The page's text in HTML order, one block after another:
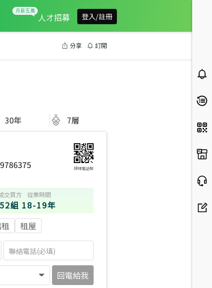
人才招募 登入/註冊
分享 訂閱
30年 7層
掃碼電話聊
交買方
組
從業時間
18-19年
租屋
回電給我